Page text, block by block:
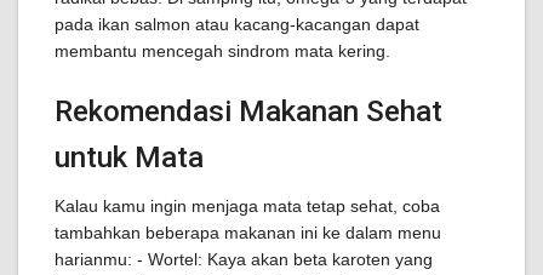
pada ikan salmon atau kacang-kacangan dapat
membantu mencegah sindrom mata kering.
Rekomendasi Makanan Sehat
untuk Mata
Kalau kamu ingin menjaga mata tetap sehat, coba
tambahkan beberapa makanan ini ke dalam menu
harianmu: - Wortel: Kaya akan beta karoten yang